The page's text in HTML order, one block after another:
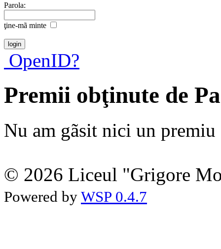
Parola:
ţine-mã minte
OpenID?
Premii obţinute de
Nu am gãsit nici un premiu
© 2026 Liceul "Grigore
Powered by WSP 0.4.7